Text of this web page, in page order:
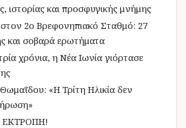
ιστορίας και προσφυγικής μνήμης
2ο Βρεφονηπιακό Σταθμό: 27
και σοβαρά ερωτήματα
χρόνια, η Νέα Ιωνία γιόρτασε
«Η Τρίτη Ηλικία δεν